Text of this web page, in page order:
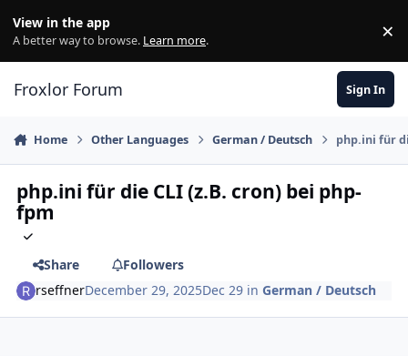
View in the app
A better way to browse. Learn more. ×
Froxlor Forum Sign In
Home Other Languages German / Deutsch php.ini für
php.ini für die CLI (z.B. cron) bei php-
fpm
Share
Followers
rseffnerDecember 29, 2025Dec 29 inGerman / Deutsch